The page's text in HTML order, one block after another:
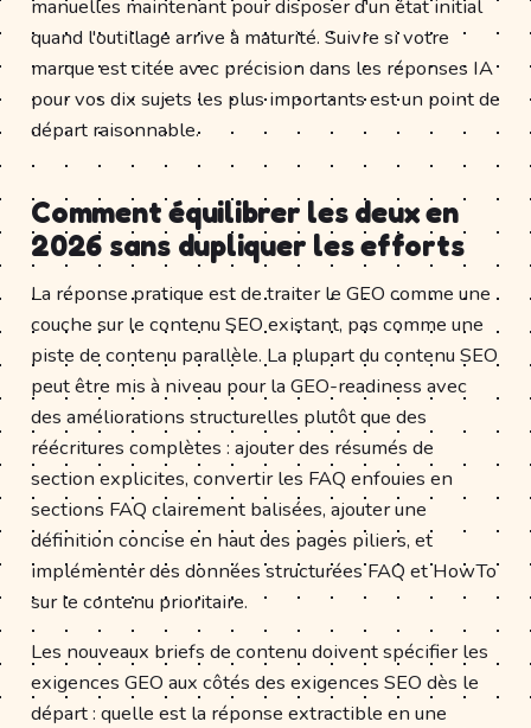
manuelles maintenant pour disposer d'un état initial
quand l'outillage arrive à maturité. Suivre si votre
marque est citée avec précision dans les réponses IA
pour vos dix sujets les plus importants est un point de
départ raisonnable.
Comment équilibrer les deux en
2026 sans dupliquer les efforts
La réponse pratique est de traiter le GEO comme une
couche sur le contenu SEO existant, pas comme une
piste de contenu parallèle. La plupart du contenu SEO
peut être mis à niveau pour la GEO-readiness avec
des améliorations structurelles plutôt que des
réécritures complètes : ajouter des résumés de
section explicites, convertir les FAQ enfouies en
sections FAQ clairement balisées, ajouter une
définition concise en haut des pages piliers, et
implémenter des données structurées FAQ et HowTo
sur le contenu prioritaire.
Les nouveaux briefs de contenu doivent spécifier les
exigences GEO aux côtés des exigences SEO dès le
départ : quelle est la réponse extractible en une